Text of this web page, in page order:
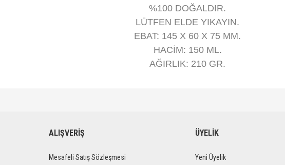
%100 DOĞALDIR.
LÜTFEN ELDE YIKAYIN.
EBAT: 145 X 60 X 75 MM.
HACİM: 150 ML.
AĞIRLIK: 210 GR.
veya görüntülenemiyor.ALIŞVERİŞ
Mesafeli Satış Sözleşmesi
ÜYELİK
Yeni Üyelik